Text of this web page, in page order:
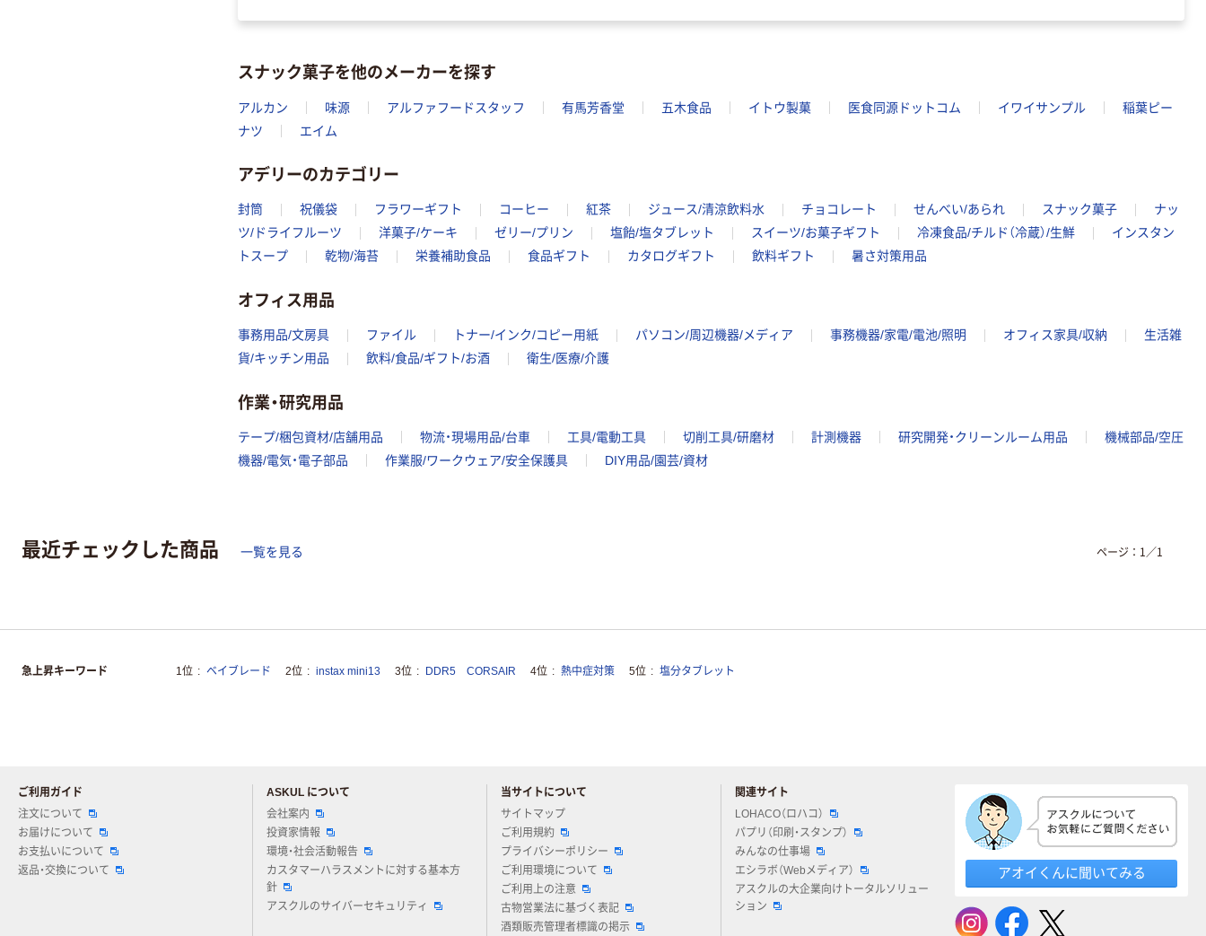
スナック菓子を他のメーカーを探す
アルカン 味源 アルファフードスタッフ 有馬芳香堂 五木食品 イトウ製菓 医食同源ドットコム イワイサンプル
稲葉ピー
ナツ
エイム
アデリーのカテゴリー
封筒 祝儀袋 フラワーギフト コーヒー 紅茶 ジュース/清涼飲料水 チョコレート せんべい/あられ スナック菓子
ナッ
ツ/ドライフルーツ
洋菓子/ケーキ ゼリー/プリン 塩飴/塩タブレット スイーツ/お菓子ギフト 冷凍食品/チルド（冷蔵）/生鮮
インスタン
トスープ
乾物/海苔 栄養補助食品 食品ギフト カタログギフト 飲料ギフト 暑さ対策用品
オフィス用品
事務用品/文房具 ファイル トナー/インク/コピー用紙 パソコン/周辺機器/メディア 事務機器/家電/電池/照明 オフィス家具/収納
生活雑
貨/キッチン用品
飲料/食品/ギフト/お酒 衛生/医療/介護
作業・研究用品
テープ/梱包資材/店舗用品 物流・現場用品/台車 工具/電動工具 切削工具/研磨材 計測機器 研究開発・クリーンルーム用品
機械部品/空圧
機器/電気・電子部品
作業服/ワークウェア/安全保護具 DIY用品/園芸/資材
最近チェックした商品 一覧を見る ページ： 1 ／1
急上昇キーワード 1位 ベイブレード 2位 instax mini13 3位 DDR5 CORSAIR 4位 熱中症対策 5位 塩分タブレット
ご利用ガイド
注文について
お届けについて
お支払いについて
返品・交換について
ASKUL について
会社案内
投資家情報
環境・社会活動報告
カスタマーハラスメントに対する基本方
針
アスクルのサイバーセキュリティ
当サイトについて
サイトマップ
ご利用規約
プライバシーポリシー
ご利用環境について
ご利用上の注意
古物営業法に基づく表記
酒類販売管理者標識の掲示
関連サイト
LOHACO（ロハコ）
パプリ（印刷・スタンプ）
みんなの仕事場
エシラボ（Webメディア）
アスクルの大企業向けトータルソリュー
ション
アオイくんに聞いてみる